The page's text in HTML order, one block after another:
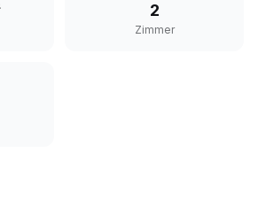
2
Zimmer